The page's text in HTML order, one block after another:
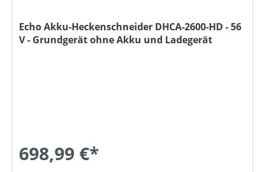
Echo Akku-Heckenschneider DHCA-2600-HD - 56
V - Grundgerät ohne Akku und Ladegerät
698,99 €*